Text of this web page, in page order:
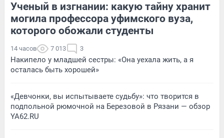
Ученый в изгнании: какую тайну хранит
могила профессора уфимского вуза,
которого обожали студенты
14 часов 7 013 3
Накипело у младшей сестры: «Она уехала жить, а я
осталась быть хорошей»
«Девчонки, вы испытываете судьбу»: что творится в
подпольной рюмочной на Березовой в Рязани — обзор
YA62.RU